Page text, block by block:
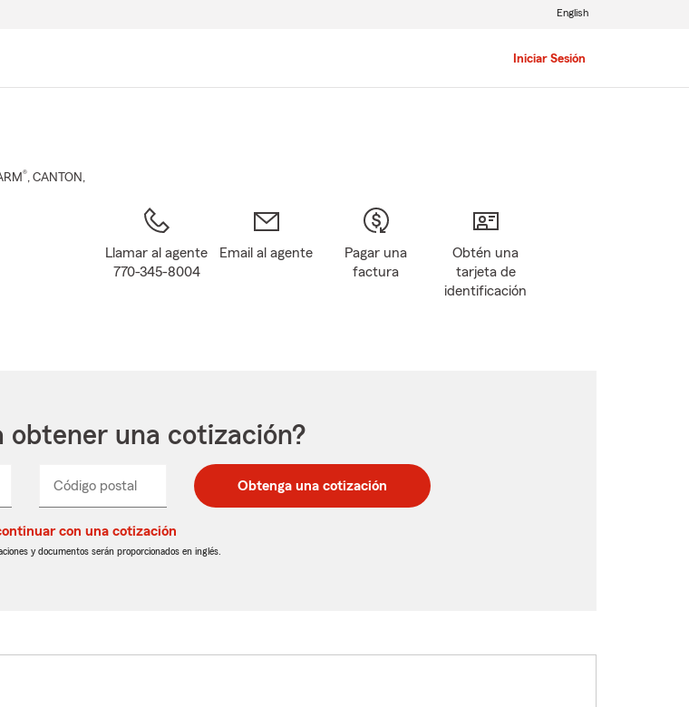
Iniciar Sesión
English
®, CANTON ,
Llamar al agente
770-345-8004
Email al agente
Pagar una
factura
Obtén una
tarjeta de
identificación
obtener una cotización?
Código postal
postal
de
postal
de
_____ Obtenga una cotización
con una cotización
y documentos serán proporcionados en inglés.